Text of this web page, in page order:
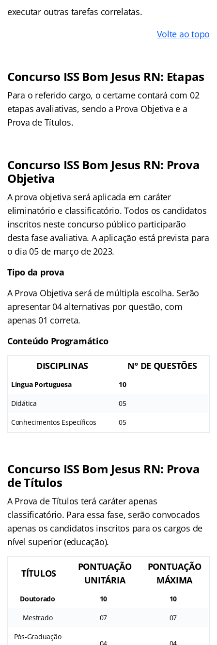
executar outras tarefas correlatas.
Volte ao topo
Concurso ISS Bom Jesus RN: Etapas
Para o referido cargo, o certame contará com 02
etapas avaliativas, sendo a Prova Objetiva e a
Prova de Títulos.
Concurso ISS Bom Jesus RN: Prova
Objetiva
A prova objetiva será aplicada em caráter
eliminatório e classificatório. Todos os candidatos
inscritos neste concurso público participarão
desta fase avaliativa. A aplicação está prevista para
o dia 05 de março de 2023.
Tipo da prova
A Prova Objetiva será de múltipla escolha. Serão
apresentar 04 alternativas por questão, com
apenas 01 correta.
Conteúdo Programático
DISCIPLINAS Nº DE QUESTÕES
Língua Portuguesa 10
Didática 05
Conhecimentos Específicos 05
Concurso ISS Bom Jesus RN: Prova
de Títulos
A Prova de Títulos terá caráter apenas
classificatório. Para essa fase, serão convocados
apenas os candidatos inscritos para os cargos de
nível superior (educação).
TÍTULOS
PONTUAÇÃO
UNITÁRIA
PONTUAÇÃO
MÁXIMA
Doutorado 10 10
Mestrado 07 07
Pós-Graduação